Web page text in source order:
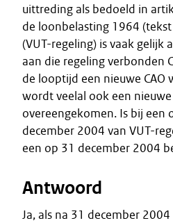
uittreding als bedoeld in
de loonbelasting 1964
(VUT-regeling) is vaak gelijk
aan die regeling verbonden
de looptijd een nieuwe CAO
wordt veelal ook een
overeengekomen. Is bij een
december 2004 van VUT-
een op 31 december 2004
Antwoord
Ja, als na 31 december